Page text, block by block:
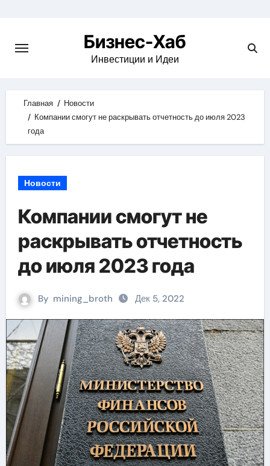
content
Бизнес-Хаб
Инвестиции и Идеи
Главная
Новости
Компании смогут не раскрывать отчетность до июля 2023
года
Новости
Компании смогут не
раскрывать отчетность
до июля 2023 года
By mining_broth Дек 5, 2022